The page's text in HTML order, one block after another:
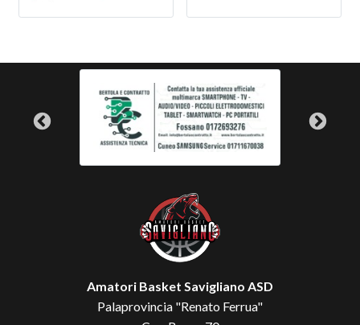
Amatori Basket Savigliano ASD
Palaprovincia "Renato Ferrua"